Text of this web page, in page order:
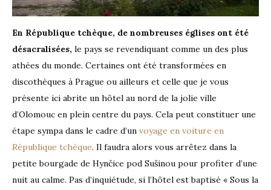
En République tchèque, de nombreuses églises ont été
désacralisées, le pays se revendiquant comme un des plus
athées du monde. Certaines ont été transformées en
discothèques à Prague ou ailleurs et celle que je vous
présente ici abrite un hôtel au nord de la jolie ville
d’Olomouc en plein centre du pays. Cela peut constituer une
étape sympa dans le cadre d’un voyage en voiture en
République tchèque. Il faudra alors vous arrêtez dans la
petite bourgade de Hynčice pod Sušinou pour profiter d’une
nuit au calme. Pas d’inquiétude, si l’hôtel est baptisé « Sous la